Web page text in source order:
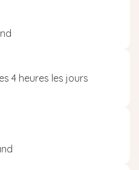
4 heures les jours